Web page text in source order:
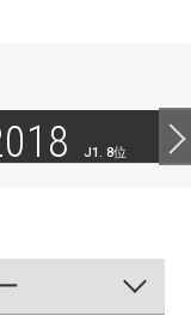
J1. 8位